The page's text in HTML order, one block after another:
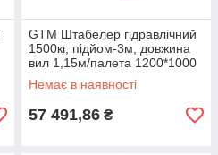
GTM Штабелер гідравлічний
1500кг, підйом-3м, довжина
вил 1,15м/палета 1200*1000
Немає в наявності
57 491,86 ₴